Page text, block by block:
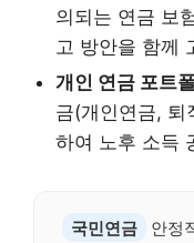
의되는 연금 보
고 방안을 함께
개인 연금 포트
금(개인연금, 퇴
하여 노후 소득
국민연금
안정